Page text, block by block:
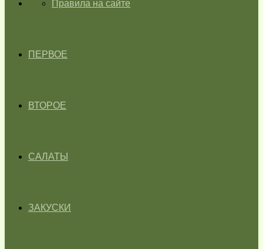
ГЛАВНАЯПравила на сайте
ПЕРВОЕ
ВТОРОЕ
САЛАТЫ
ЗАКУСКИ